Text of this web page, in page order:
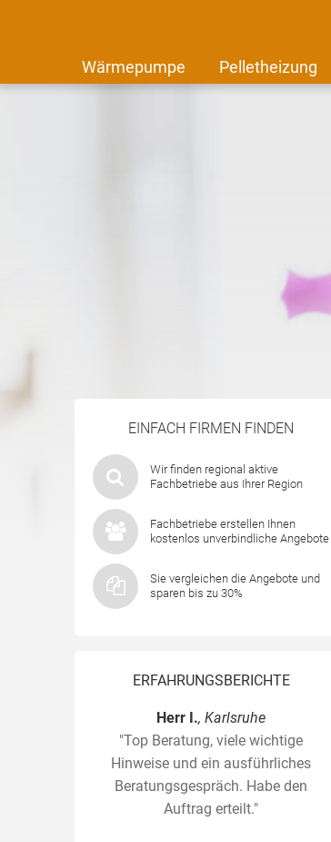
Wärmepumpe Pelletheizung
EINFACH FIRMEN FINDEN
Wir finden regional aktive
Fachbetriebe aus Ihrer Region
Fachbetriebe erstellen Ihnen
kostenlos unverbindliche Angebote
Sie vergleichen die Angebote und
sparen bis zu 30%
ERFAHRUNGSBERICHTE
Herr I., Karlsruhe
"Top Beratung, viele wichtige
Hinweise und ein ausführliches
Beratungsgespräch. Habe den
Auftrag erteilt."